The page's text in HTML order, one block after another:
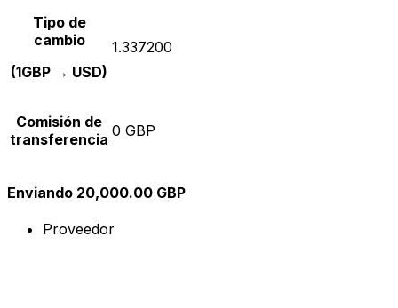
Tipo de
cambio
(1GBP → USD)
1.337200
Comisión de
transferencia 0 GBP
Enviando 20,000.00 GBP
Proveedor